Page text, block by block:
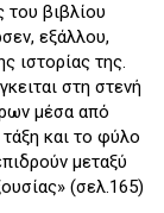
του βιβλίου
εξάλλου,
ιστορίας της.
στη στενή
μέσα από
και το φύλο
μεταξύ
(σελ.165)